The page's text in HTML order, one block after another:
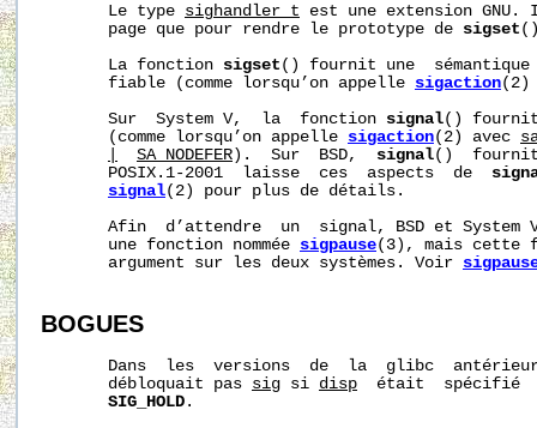
       Le type
sighandler_t est une extension
       page que pour rendre le prototype de
sigset
       La fonction
sigset () fournit une
       fiable (comme lorsqu’on appelle
sigaction(2)
       Sur  System V,  la  fonction
signal() fournit
       (comme lorsqu’on appelle
sigaction(2) avec
SA_NODEFER ).  Sur  BSD, signal()  fournit
       POSIX.1-2001  laisse  ces  aspects  de
signal(2) pour plus de détails.
Afin  d’attendre  un  signal, BSD et System
       une fonction nommée
sigpause(3), mais cette
       argument sur les deux systèmes. Voir
BOGUES
Dans  les  versions  de  la  glibc
       débloquait pas
sig si disp
était  spécifié
SIG_HOLD .